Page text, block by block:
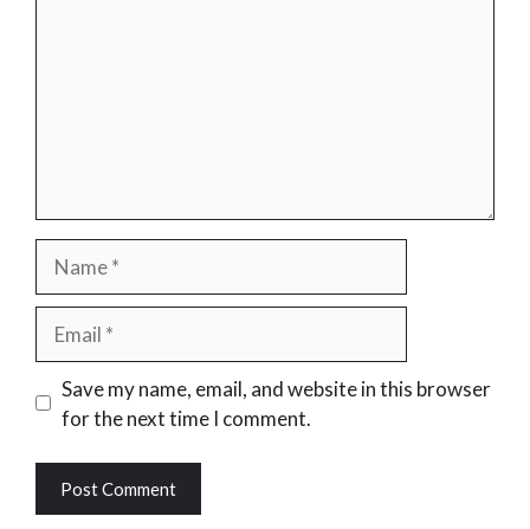
Website
Save my name, email, and website in this browser
for the next time I comment.